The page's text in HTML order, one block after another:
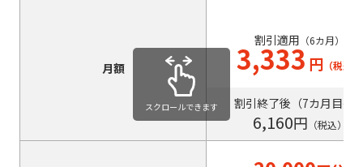
月額
割引適用 （6カ月）
3,333 円 （税込）
割引終了後（7カ月目〜
6,160円 （税込）
スクロールできます